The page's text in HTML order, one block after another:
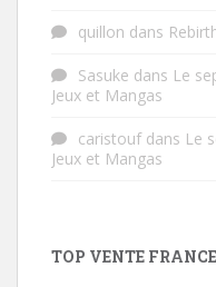
quillon dans
Sasuke dans Le
Jeux et Mangas
caristoufdans Le
Jeux et Mangas
TOP VENTE FRANCE